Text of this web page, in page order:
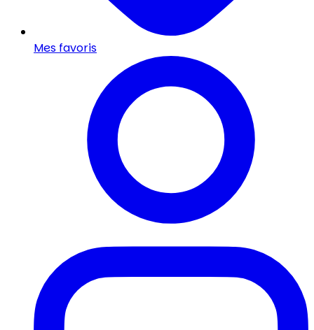
Mes favoris